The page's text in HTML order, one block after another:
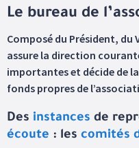
Le bureau de
Composé du Président, du
assure la direction
importantes et décide de
fonds propres de
Des instances de
écoute : les comités